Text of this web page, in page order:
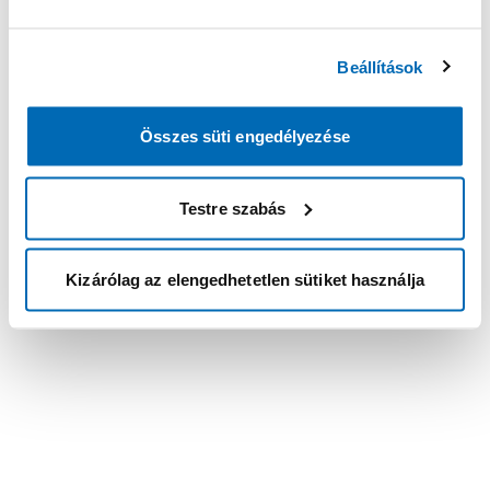
Beállítások
Összes süti engedélyezése
Testre szabás
Kizárólag az elengedhetetlen sütiket használja